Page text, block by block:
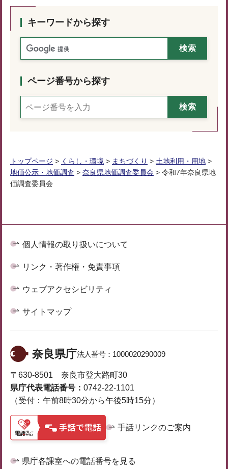
キーワードから探す
ページ番号から探す
トップページ > くらし・環境 > まちづくり > 土地利用・用地 >
地価公示・地価調査 > 奈良県地価調査委員会 > 令和7年奈良県地
価調査委員会
個人情報の取り扱いについて
リンク・著作権・免責事項
ウェブアクセシビリティ
サイトマップ
奈良県庁法人番号： 1000020290009
〒630-8501 奈良市登大路町30
県庁代表電話番号： 0742-22-1101
（受付：午前8時30分から午後5時15分）
手話リンクのご案内
県庁各課室への電話番号を見る